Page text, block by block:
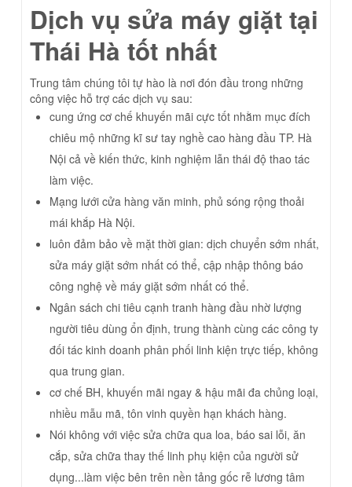
Dịch vụ sửa máy giặt tại
Thái Hà tốt nhất
Trung tâm chúng tôi tự hào là nơi đón đầu trong những
công việc hỗ trợ các dịch vụ sau:
cung ứng cơ chế khuyến mãi cực tốt nhằm mục đích
chiêu mộ những kĩ sư tay nghề cao hàng đầu TP. Hà
Nội cả về kiến thức, kinh nghiệm lẫn thái độ thao tác
làm việc.
Mạng lưới cửa hàng văn minh, phủ sóng rộng thoải
mái khắp Hà Nội.
luôn đảm bảo về mặt thời gian: dịch chuyển sớm nhất,
sửa máy giặt sớm nhất có thể, cập nhập thông báo
công nghệ về máy giặt sớm nhất có thể.
Ngân sách chi tiêu cạnh tranh hàng đầu nhờ lượng
người tiêu dùng ổn định, trung thành cùng các công ty
đối tác kinh doanh phân phối linh kiện trực tiếp, không
qua trung gian.
cơ chế BH, khuyến mãi ngay & hậu mãi đa chủng loại,
nhiều mẫu mã, tôn vinh quyền hạn khách hàng.
Nói không với việc sửa chữa qua loa, báo sai lỗi, ăn
cắp, sửa chữa thay thế linh phụ kiện của người sử
dụng...làm việc bên trên nền tảng gốc rễ lương tâm